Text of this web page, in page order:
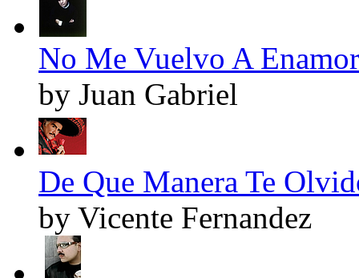
No Me Vuelvo A
by Juan Gabriel
De Que Manera Te
by Vicente Fernandez